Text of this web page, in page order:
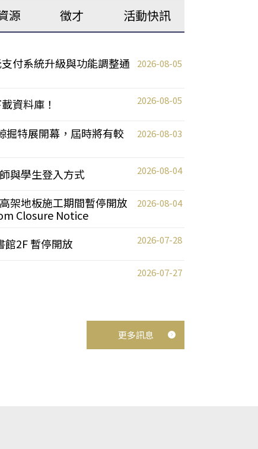
源 徵才 活動快訊
付系統升級與功能調整通
2026-08-05
資料庫！ 2026-08-05
掘特展開幕，屆時將有較
2026-08-03
與學生登入方式 2026-08-04
架地板施工期間暫停開放
Closure Notice
2026-08-04
館2F 暫停開放 2026-07-28
2026-07-27
更多訊息